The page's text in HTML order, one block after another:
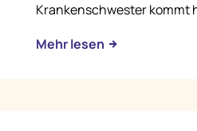
Krankenschwester kommt
Mehr lesen